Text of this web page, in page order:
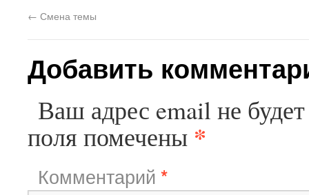
← Смена темы
Добавить
Ваш адрес email не
поля помечены *
Комментарий *